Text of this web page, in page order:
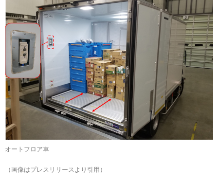
オートフロア車
（画像はプレスリリースより引用）